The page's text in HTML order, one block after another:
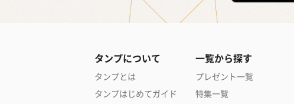
タンプについて
タンプとは
タンプはじめてガイド
一覧から探す
プレゼント一覧
特集一覧